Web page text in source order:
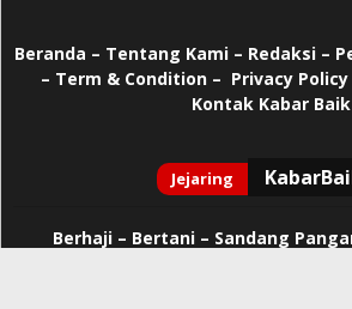
Beranda – Tentang Kami – Redaksi –
– Term & Condition – Privacy Policy
Kontak Kabar Baik
Berhaji– Bertani – Sandang